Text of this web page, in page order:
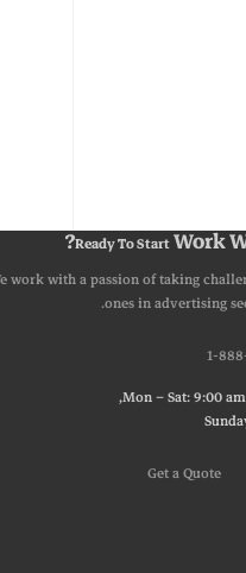
Ready To StartWork
work with a passion of taking
ones in advertising
Mon – Sat: 9:00
GetaQuote